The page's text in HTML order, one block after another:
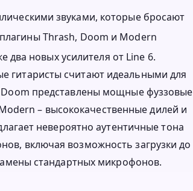
звуками, которые бросают
Thrash, Doom и Modern
два новых усилителя от Line 6.
гитаристы считают идеальными для
представлены мощные фуззовые
– высококачественные дилей и
невероятно аутентичные тона
включая возможность загрузки до
стандартных микрофонов.